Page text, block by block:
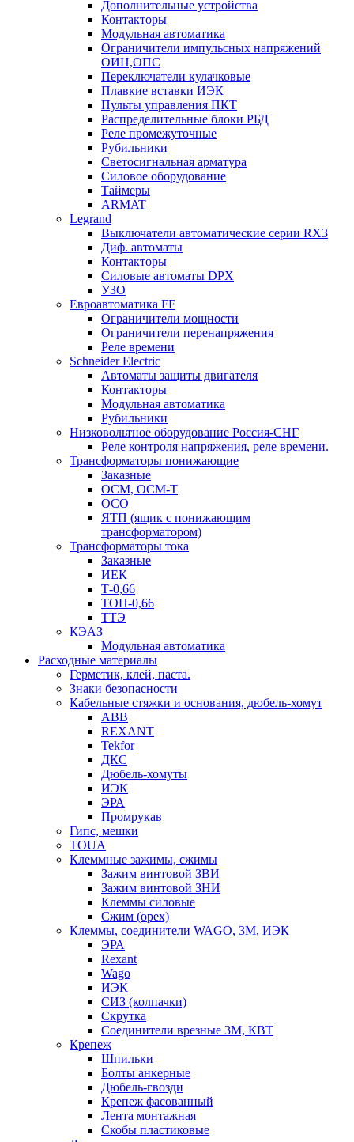
Дополнительные устройства
Контакторы
Модульная автоматика
Ограничители импульсных напряжений
ОИН,ОПС
Переключатели кулачковые
Плавкие вставки ИЭК
Пульты управления ПКТ
Распределительные блоки РБД
Реле промежуточные
Рубильники
Светосигнальная арматура
Силовое оборудование
Таймеры
ARMAT
Legrand
Выключатели автоматические серии RX3
Диф. автоматы
Контакторы
Силовые автоматы DPX
УЗО
Евроавтоматика FF
Ограничители мощности
Ограничители перенапряжения
Реле времени
Schneider Electric
Автоматы защиты двигателя
Контакторы
Модульная автоматика
Рубильники
Низковольтное оборудование Россия-СНГ
Реле контроля напряжения, реле времени.
Трансформаторы понижающие
Заказные
ОСМ, ОСМ-Т
ОСО
ЯТП (ящик с понижающим
трансформатором)
Трансформаторы тока
Заказные
ИЕК
Т-0,66
ТОП-0,66
ТТЭ
КЭАЗ
Модульная автоматика
Расходные материалы
Герметик, клей, паста.
Знаки безопасности
Кабельные стяжки и основания, дюбель-хомут
ABB
REXANT
Tekfor
ДКС
Дюбель-хомуты
ИЭК
ЭРА
Промрукав
Гипс, мешки
TOUA
Клеммные зажимы, сжимы
Зажим винтовой ЗВИ
Зажим винтовой ЗНИ
Клеммы силовые
Сжим (орех)
Клеммы, соединители WAGO, 3M, ИЭК
ЭРА
Rexant
Wago
ИЭК
СИЗ (колпачки)
Скрутка
Соединители врезные 3M, КВТ
Крепеж
Шпильки
Болты анкерные
Дюбель-гвозди
Крепеж фасованный
Лента монтажная
Скобы пластиковые